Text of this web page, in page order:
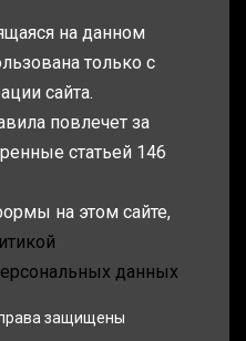
на данном
только с
сайта.
повлечет за
статьей 146
на этом сайте,
данных
защищены